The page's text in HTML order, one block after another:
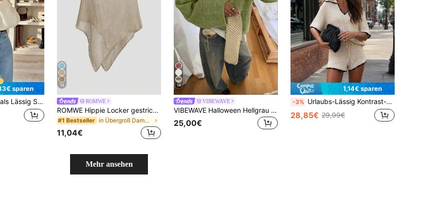
sparen
Damen, minimalistisch Herbst
18
ROMWE
ROMWE Hippie Locker gestrickte Bluse mit Cut-Out-Muster für Frauen, geeignet für Strandurlaub
#1 Bestseller in Übergroß Damen Pullover
11,04€
14
VIBEWAVE
VIBEWAVE Halloween Hellgrau Amerikanischer Vintage Lässig Rundhals Pullover Herbst/Winter Locker geschnittener Schulterabfall Weite Ärmel Premium Strick Oberteil
25,00€
1,14€ sparen
-3% Urlaubs-Lässig Kontrast-Farbiger Saum Strick-Top und Strick-Shorts Set
28,85€ 29,99€
Mehr ansehen